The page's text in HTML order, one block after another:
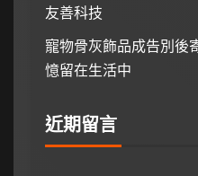
友善科技
寵物骨灰飾品成告別後
憶留在生活中
近期留言